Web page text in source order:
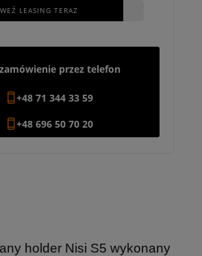
WEŹ LEASING TERAZ
zamówienie przez telefon
+48 71 344 33 59
+48 696 50 70 20
holder Nisi S5 wykonany